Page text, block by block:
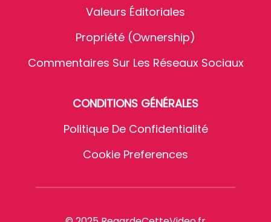
Valeurs Éditoriales
Propriété (Ownership)
Commentaires Sur Les Réseaux Sociaux
CONDITIONS GÉNÉRALES
Politique De Confidentialité
Cookie Preferences